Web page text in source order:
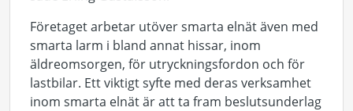
Företaget arbetar utöver smarta elnät även med
smarta larm i bland annat hissar, inom
äldreomsorgen, för utryckningsfordon och för
lastbilar. Ett viktigt syfte med deras verksamhet
inom smarta elnät är att ta fram beslutsunderlag